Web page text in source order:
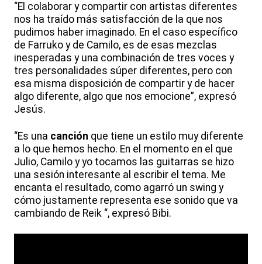
“El colaborar y compartir con artistas diferentes
nos ha traído más satisfacción de la que nos
pudimos haber imaginado. En el caso específico
de Farruko y de Camilo, es de esas mezclas
inesperadas y una combinación de tres voces y
tres personalidades súper diferentes, pero con
esa misma disposición de compartir y de hacer
algo diferente, algo que nos emocione”, expresó
Jesús.
“Es una canción que tiene un estilo muy diferente
a lo que hemos hecho. En el momento en el que
Julio, Camilo y yo tocamos las guitarras se hizo
una sesión interesante al escribir el tema. Me
encanta el resultado, como agarró un swing y
cómo justamente representa ese sonido que va
cambiando de Reik “, expresó Bibi.